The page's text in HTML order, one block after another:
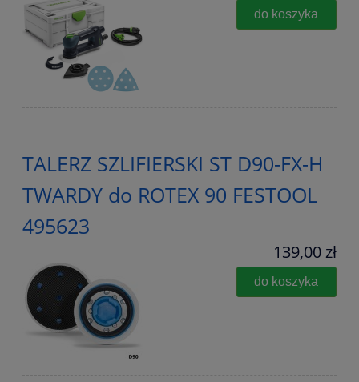
do koszyka
TALERZ SZLIFIERSKI ST D90-FX-H
TWARDY do ROTEX 90 FESTOOL
495623
139,00 zł
do koszyka